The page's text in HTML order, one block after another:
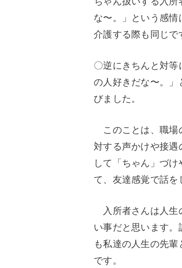
な〜。」という感
介護する際も同じで
〇逆にきちんと対等
の人好きだな〜。」
びました。
このことは、職場
対する声かけや接遇
して「ちゃん」づ
て、友達感覚で話を
入所者さんは人生
い事だと思います。
も私達の人生の先
です。